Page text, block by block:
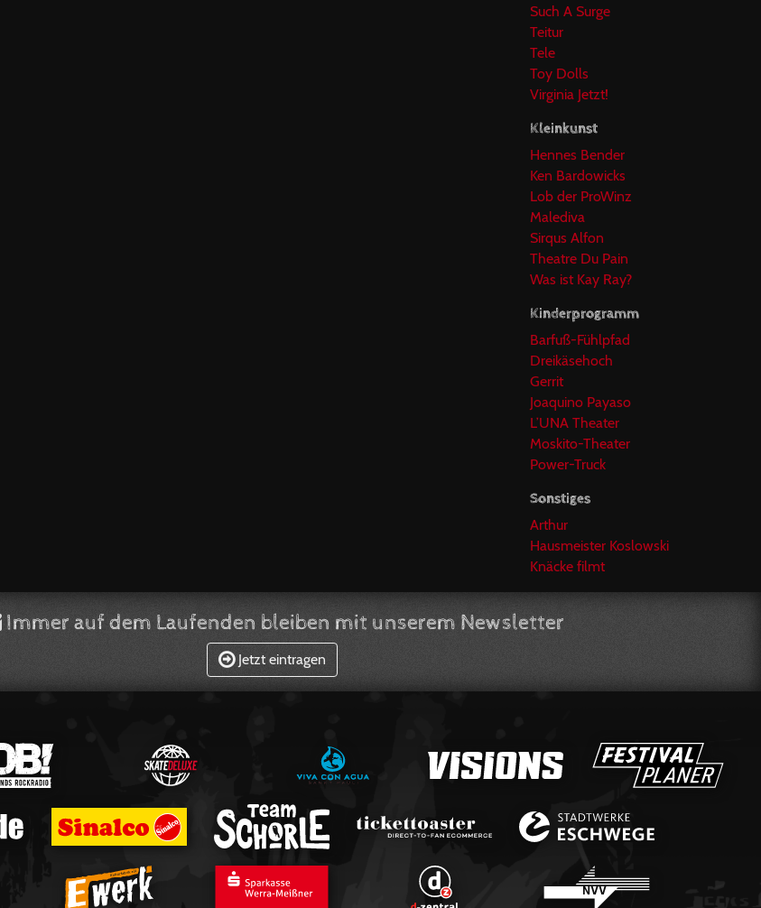
Such A Surge
Teitur
Tele
Toy Dolls
Virginia Jetzt!
Kleinkunst
Hennes Bender
Ken Bardowicks
Lob der ProWinz
Malediva
Sirqus Alfon
Theatre Du Pain
Was ist Kay Ray?
Kinderprogramm
Barfuß-Fühlpfad
Dreikäsehoch
Gerrit
Joaquino Payaso
L’UNA Theater
Moskito-Theater
Power-Truck
Sonstiges
Arthur
Hausmeister Koslowski
Knäcke filmt
Immer auf dem Laufenden bleiben mit unserem Newsletter
Jetzt eintragen